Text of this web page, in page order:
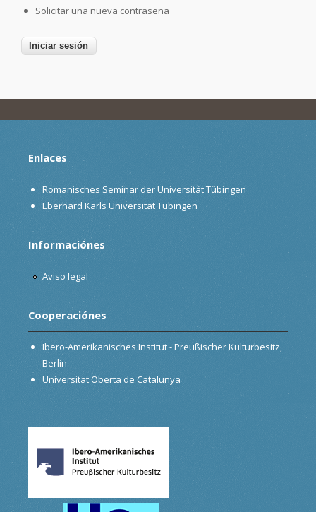
Solicitar una nueva contraseña
Enlaces
Romanisches Seminar der Universität Tübingen
Eberhard Karls Universität Tübingen
Informaciónes
Aviso legal
Cooperaciónes
Ibero-Amerikanisches Institut - Preußischer Kulturbesitz,
Berlin
Universitat Oberta de Catalunya